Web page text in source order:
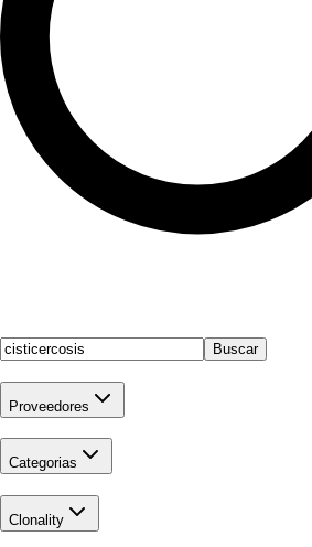
Buscar
Proveedores
Categorias
Clonality